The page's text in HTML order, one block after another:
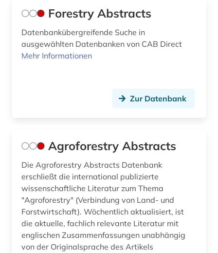
Forestry Abstracts
Datenbankübergreifende Suche in
ausgewählten Datenbanken von CAB Direct
Mehr Informationen
Zur Datenbank
Agroforestry Abstracts
Die Agroforestry Abstracts Datenbank
erschließt die international publizierte
wissenschaftliche Literatur zum Thema
"Agroforestry" (Verbindung von Land- und
Forstwirtschaft). Wöchentlich aktualisiert, ist
die aktuelle, fachlich relevante Literatur mit
englischen Zusammenfassungen unabhängig
von der Originalsprache des Artikels